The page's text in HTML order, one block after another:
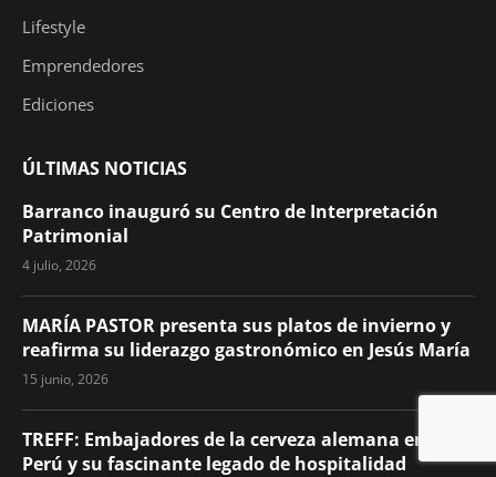
Lifestyle
Emprendedores
Ediciones
ÚLTIMAS NOTICIAS
Barranco inauguró su Centro de Interpretación
Patrimonial
4 julio, 2026
MARÍA PASTOR presenta sus platos de invierno y
reafirma su liderazgo gastronómico en Jesús María
15 junio, 2026
TREFF: Embajadores de la cerveza alemana en el
Perú y su fascinante legado de hospitalidad